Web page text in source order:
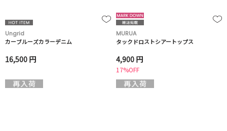
Ungrid
カーブルーズカラーデニム
16,500 円
MURUA
タックドロストシアートップス
4,900 円
17%OFF